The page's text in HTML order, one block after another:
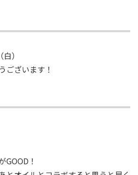
（白）
ございます！
GOOD！